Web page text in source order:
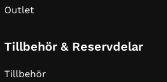
Outlet
Tillbehör & Reservdelar
Tillbehör